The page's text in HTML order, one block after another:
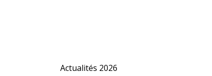
Actualités 2026